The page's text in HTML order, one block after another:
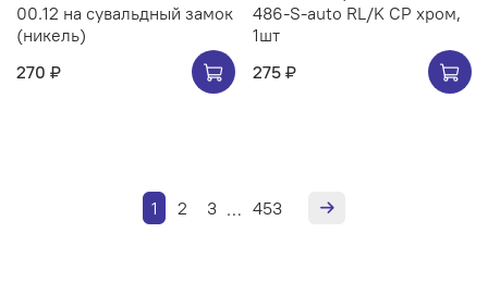
00.12 на сувальдный замок
(никель)
270 ₽
486-S-auto RL/K CP хром,
1шт
275 ₽
1 2 3 … 453